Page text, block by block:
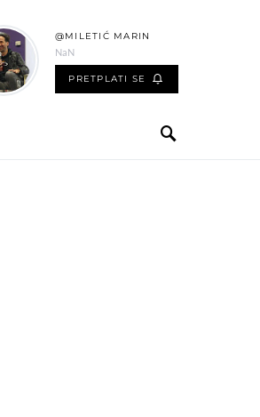
@MILETIĆ MARIN
NaN
PRETPLATI SE